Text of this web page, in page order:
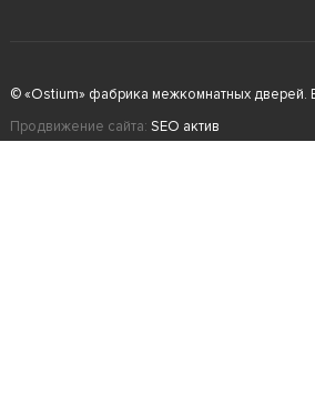
© «Ostium» фабрика межкомнатных дверей.
Продвижение сайта: SEO актив